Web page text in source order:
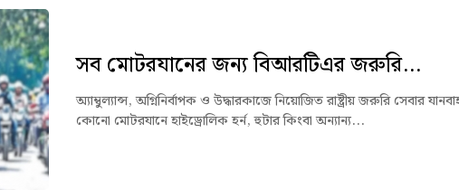
সব মোটরযানের জন্য বিআরটিএর জরুরি...
অ্যাম্বুল্যান্স, অগ্নিনির্বাপক ও উদ্ধারকাজে নিয়োজিত রাষ্ট্রীয় জরুরি সেবার
কোনো মোটরযানে হাইড্রোলিক হর্ন, হুটার কিংবা অন্যান্য...